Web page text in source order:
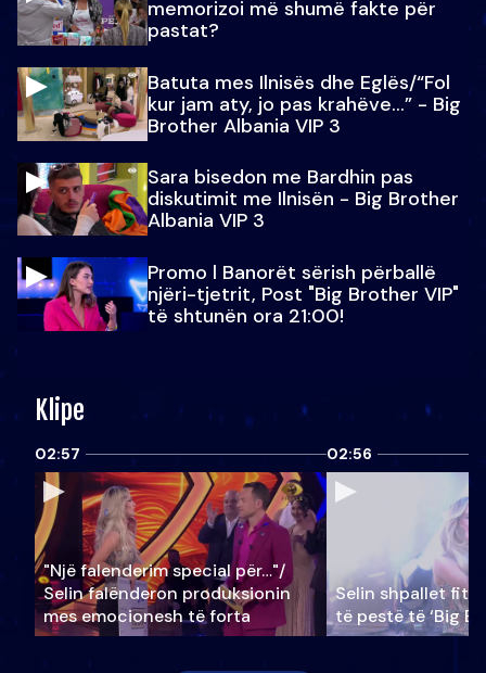
memorizoi më shumë fakte për
pastat?
Batuta mes Ilnisës dhe Eglës/“Fol
kur jam aty, jo pas krahëve…” - Big
Brother Albania VIP 3
Sara bisedon me Bardhin pas
diskutimit me Ilnisën - Big Brother
Albania VIP 3
Promo l Banorët sërish përballë
njëri-tjetrit, Post "Big Brother VIP"
të shtunën ora 21:00!
Klipe
02:57
"Një falenderim special për…"/
Selin falënderon produksionin
mes emocionesh të forta
02:56
Selin shpallet
të pestë të ‘Big